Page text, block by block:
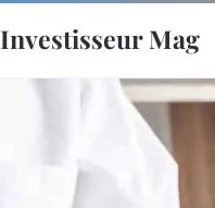
Investisseur Mag